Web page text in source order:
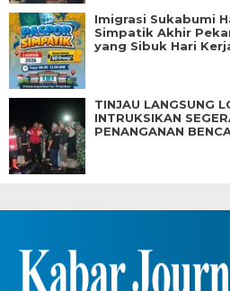
Imigrasi Sukabumi
Simpatik Akhir
yang Sibuk Hari
TINJAU LANGSUNG
INTRUKSIKAN
PENANGANAN